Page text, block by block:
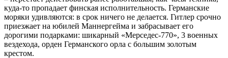
куда-то пропадает финская исполнительность. Германские
моряки удивляются: в срок ничего не делается. Гитлер срочно
приезжает на юбилей Маннергейма и забрасывает его
дорогими подарками: шикарный «Мерседес-770», 3 военных
вездехода, орден Германского орла с большим золотым
крестом.